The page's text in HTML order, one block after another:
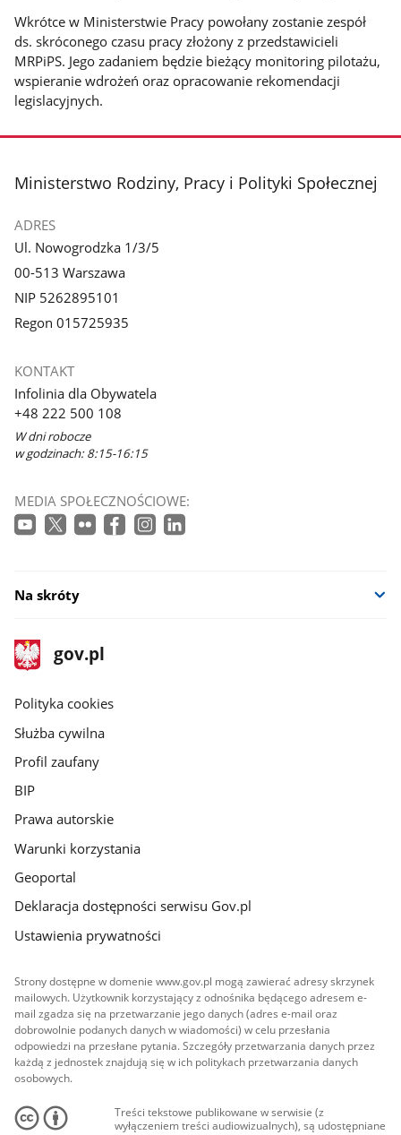
Wkrótce w Ministerstwie Pracy powołany zostanie zespół
ds. skróconego czasu pracy złożony z przedstawicieli
MRPiPS. Jego zadaniem będzie bieżący monitoring pilotażu,
wspieranie wdrożeń oraz opracowanie rekomendacji
legislacyjnych.
stopka
Ministerstwo Rodziny, Pracy i Polityki Społecznej
ADRES
Ul. Nowogrodzka 1/3/5
00-513 Warszawa
NIP 5262895101
Regon 015725935
KONTAKT
Infolinia dla Obywatela
+48 222 500 108
W dni robocze
w godzinach: 8:15-16:15
MEDIA SPOŁECZNOŚCIOWE:
Na skróty
stopka
gov.pl
Strona
gov.pl
gov.pl
Polityka cookies
Służba cywilna
Profil zaufany
BIP
Prawa autorskie
Warunki korzystania
Geoportal
Deklaracja dostępności serwisu Gov.pl
Ustawienia prywatności
Strony dostępne w domenie www.gov.pl mogą zawierać adresy skrzynek
mailowych. Użytkownik korzystający z odnośnika będącego adresem e-
mail zgadza się na przetwarzanie jego danych (adres e-mail oraz
dobrowolnie podanych danych w wiadomości) w celu przesłania
odpowiedzi na przesłane pytania. Szczegóły przetwarzania danych przez
każdą z jednostek znajdują się w ich politykach przetwarzania danych
osobowych.
Treści tekstowe publikowane w serwisie (z
wyłączeniem treści audiowizualnych), są udostępniane